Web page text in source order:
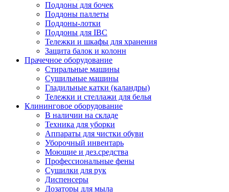
Поддоны для бочек
Поддоны паллеты
Поддоны-лотки
Поддоны для IBC
Тележки и шкафы для хранения
Защита балок и колонн
Прачечное оборудование
Стиральные машины
Сушильные машины
Гладильные катки (каландры)
Тележки и стеллажи для белья
Клининговое оборудование
В наличии на складе
Техника для уборки
Аппараты для чистки обуви
Уборочный инвентарь
Моющие и дез.средства
Профессиональные фены
Сушилки для рук
Диспенсеры
Дозаторы для мыла